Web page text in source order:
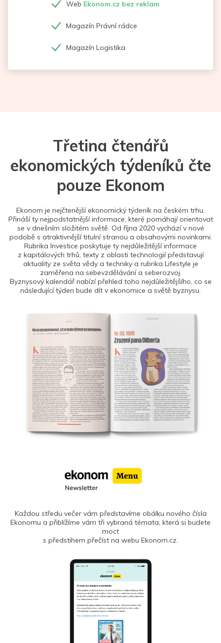
Web Ekonom.cz bez reklam
Magazín Právní rádce
Magazín Logistika
Třetina čtenářů
ekonomických týdeníků čte
pouze Ekonom
Ekonom je nejčtenější ekonomický týdeník na českém trhu.
Přináší ty nejpodstatnější informace, které pomáhají orientovat
se v dnešním složitém světě. Od října 2020 vychází v nové
podobě s atraktivnější titulní stranou a obsahovými novinkami.
Rubrika Investice poskytuje ty nejdůležitější informace
z kapitálových trhů, texty z oblasti technologií představují
aktuality ze světa vědy a techniky a rubrika Lifestyle je
zaměřena na sebevzdělávání a seberozvoj.
Byznysový kalendář nabízí přehled toho nejdůležitějšího, co se
následující týden bude dít v ekonomice a světě byznysu.
Každou středu večer vám představíme obálku nového čísla
Ekonomu a přiblížíme vám tři vybraná témata, která si budete
moct
s předstihem přečíst na webu Ekonom.cz.